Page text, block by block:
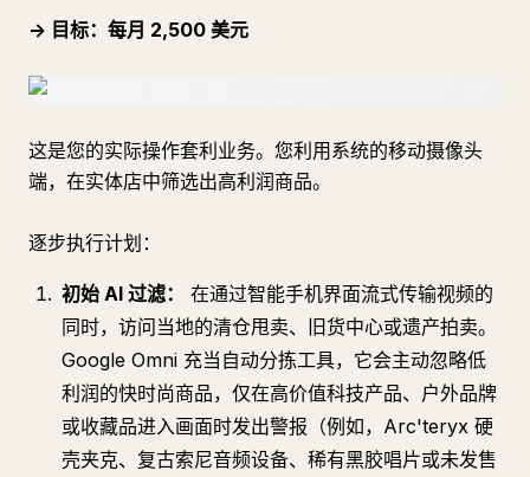
-> 目标：每月 2,500 美元
这是您的实际操作套利业务。您利用系统的移动摄像头
端，在实体店中筛选出高利润商品。
逐步执行计划：
初始 AI 过滤：
在通过智能手机界面流式传输视频的
同时，访问当地的清仓甩卖、旧货中心或遗产拍卖。
Google Omni 充当自动分拣工具，它会主动忽略低
利润的快时尚商品，仅在高价值科技产品、户外品牌
或收藏品进入画面时发出警报（例如，Arc'teryx 硬
壳夹克、复古索尼音频设备、稀有黑胶唱片或未发售